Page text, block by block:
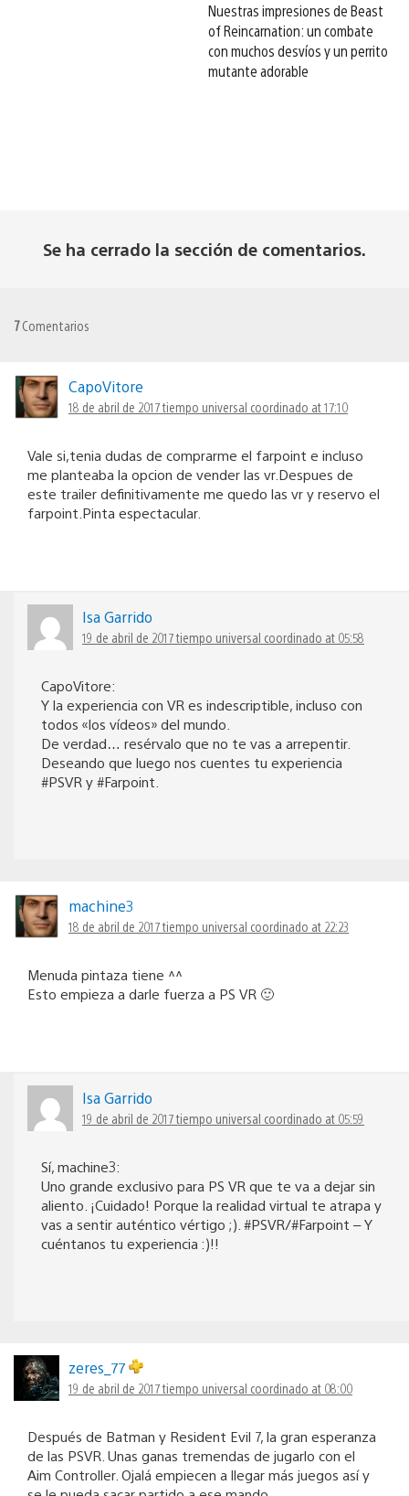
Nuestras impresiones de Beast
of Reincarnation: un combate
con muchos desvíos y un perrito
mutante adorable
Se ha cerrado la sección de comentarios.
7Comentarios
CapoVitore
18 de abril de 2017 tiempo universal coordinado at 17:10
Vale si,tenia dudas de comprarme el farpoint e incluso
me planteaba la opcion de vender las vr.Despues de
este trailer definitivamente me quedo las vr y reservo el
farpoint.Pinta espectacular.
Isa Garrido
19 de abril de 2017 tiempo universal coordinado at 05:58
CapoVitore:
Y la experiencia con VR es indescriptible, incluso con
todos «los vídeos» del mundo.
De verdad… resérvalo que no te vas a arrepentir.
Deseando que luego nos cuentes tu experiencia
#PSVR y #Farpoint.
machine3
18 de abril de 2017 tiempo universal coordinado at 22:23
Menuda pintaza tiene ^^
Esto empieza a darle fuerza a PS VR 🙂
Isa Garrido
19 de abril de 2017 tiempo universal coordinado at 05:59
Sí, machine3:
Uno grande exclusivo para PS VR que te va a dejar sin
aliento. ¡Cuidado! Porque la realidad virtual te atrapa y
vas a sentir auténtico vértigo ;). #PSVR/#Farpoint – Y
cuéntanos tu experiencia :)!!
zeres_77
19 de abril de 2017 tiempo universal coordinado at 08:00
Después de Batman y Resident Evil 7, la gran esperanza
de las PSVR. Unas ganas tremendas de jugarlo con el
Aim Controller. Ojalá empiecen a llegar más juegos así y